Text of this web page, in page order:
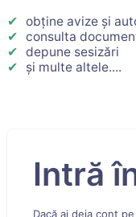
obține avize și
consulta
depune sesizări
și multe altele....
Intră
Dacă ai deja cont